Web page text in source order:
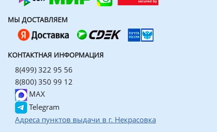
МЫ ДОСТАВЛЯЕМ
КОНТАКТНАЯ ИНФОРМАЦИЯ
8(499) 322 95 56
8(800) 350 99 12
MAX
Telegram
Адреса пунктов выдачи в г. Некрасовка